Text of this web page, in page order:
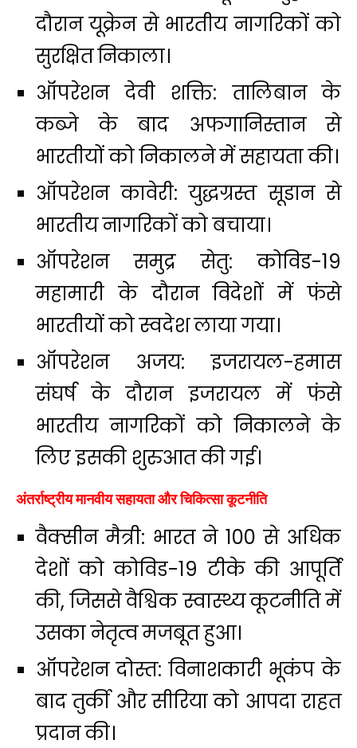
दौरान यूक्रेन से भारतीय नागरिकों को
सुरक्षित निकाला।
ऑपरेशन देवी शक्ति: तालिबान के
कब्जे के बाद अफगानिस्तान से
भारतीयों को निकालने में सहायता की।
ऑपरेशन कावेरी: युद्धग्रस्त सूडान से
भारतीय नागरिकों को बचाया।
ऑपरेशन समुद्र सेतु: कोविड-19
महामारी के दौरान विदेशों में फंसे
भारतीयों को स्वदेश लाया गया।
ऑपरेशन अजय: इजरायल-हमास
संघर्ष के दौरान इजरायल में फंसे
भारतीय नागरिकों को निकालने के
लिए इसकी शुरुआत की गई।
अंतर्राष्ट्रीय मानवीय सहायता और चिकित्सा कूटनीति
वैक्सीन मैत्री: भारत ने 100 से अधिक
देशों को कोविड-19 टीके की आपूर्ति
की, जिससे वैश्विक स्वास्थ्य कूटनीति में
उसका नेतृत्व मजबूत हुआ।
ऑपरेशन दोस्त: विनाशकारी भूकंप के
बाद तुर्की और सीरिया को आपदा राहत
प्रदान की।